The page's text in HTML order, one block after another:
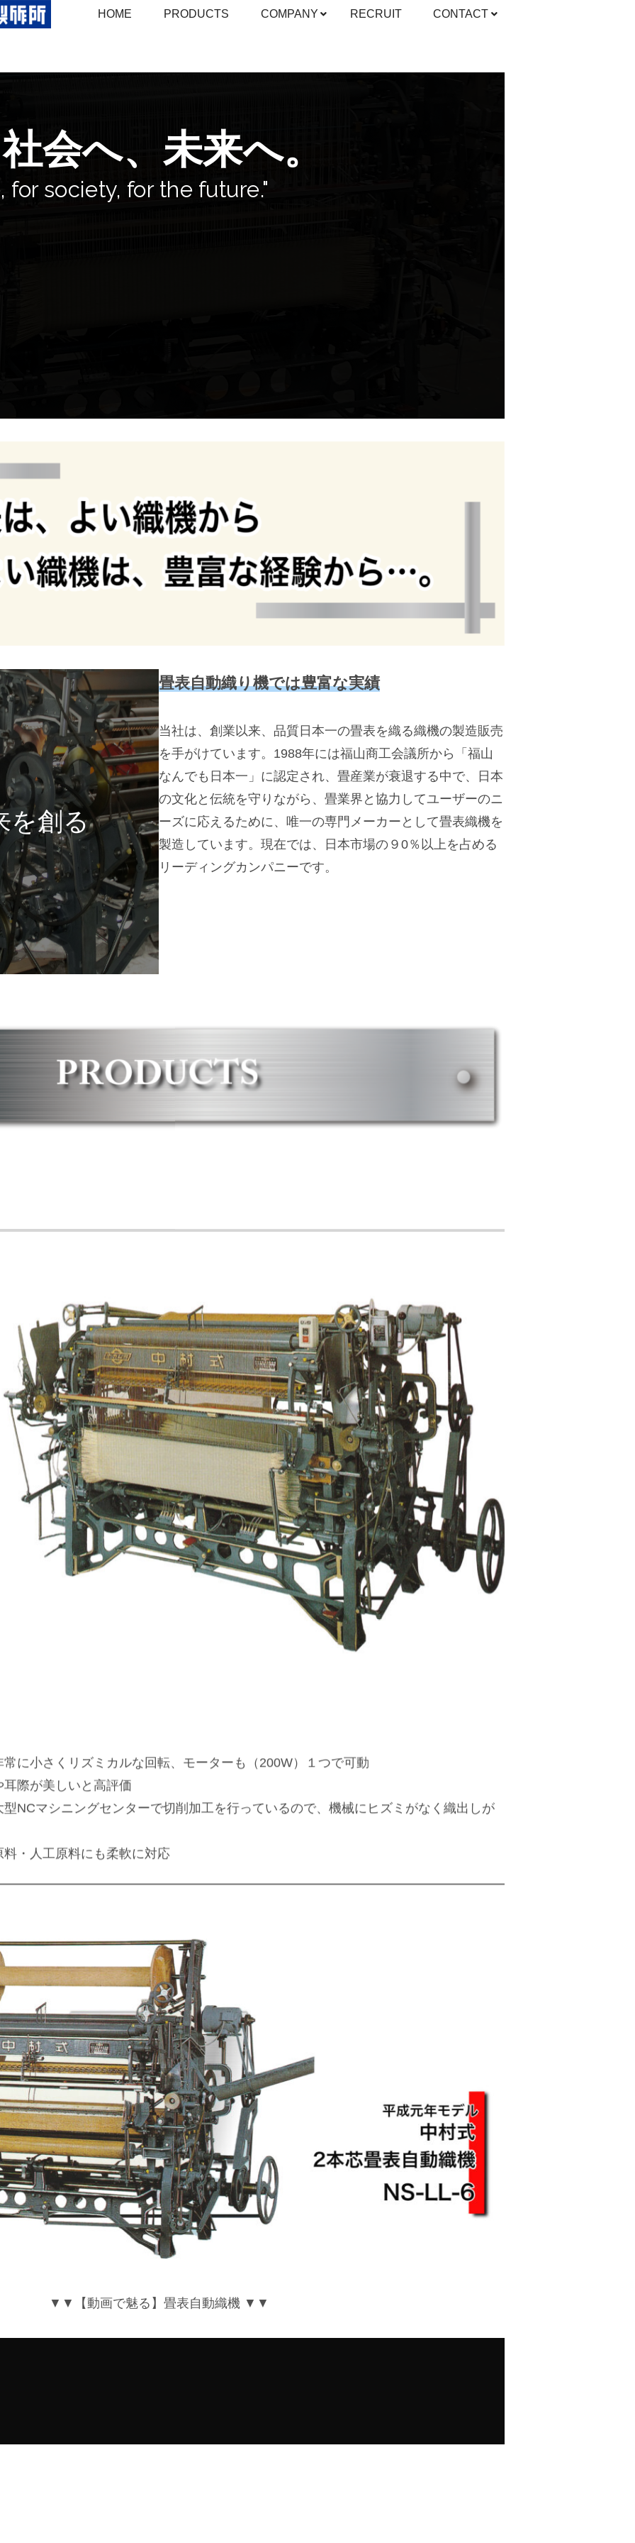
HOME PRODUCTS COMPANY RECRUIT CONTACT
会へ、未来へ。
for society, for the future."
を創る
畳表自動織り機では豊富な実績
当社は、創業以来、品質日本一の畳表を織る織機の製造販売
を手がけています。1988年には福山商工会議所から「福山
なんでも日本一」に認定され、畳産業が衰退する中で、日本
の文化と伝統を守りながら、畳業界と協力してユーザーのニ
ーズに応えるために、唯一の専門メーカーとして畳表織機を
製造しています。現在では、日本市場の９0％以上を占める
リーディングカンパニーです。
に小さくリズミカルな回転、モーターも（200W）１つで可動
際が美しいと高評価
NCマシニングセンターで切削加工を行っているので、機械にヒズミがなく織出しが
・人工原料にも柔軟に対応